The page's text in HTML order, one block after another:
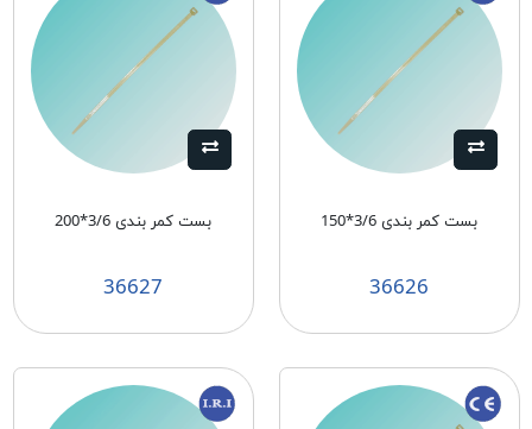
بست کمر بندی 3/6*150
36626
بست کمر بندی 3/6*200
36627